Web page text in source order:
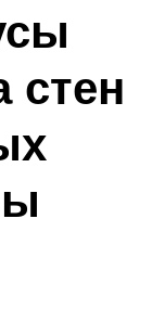
стен